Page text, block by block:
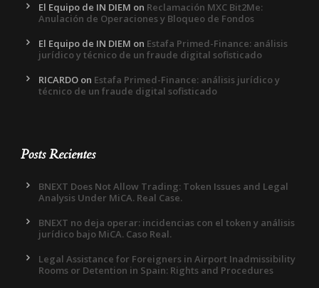
El Equipo de IN DIEM on Reclamación MXC Bit2Me:
Anulación de Operaciones y Bloqueo de Fondos
El Equipo de IN DIEM on Estafa Primed-Finance: análisis
jurídico y técnico de un fraude digital sofisticado
RICARDO on Estafa Primed-Finance: análisis jurídico y
técnico de un fraude digital sofisticado
Posts Recientes
BNEXT Does Not Allow Trading: Token Issues and Legal
Analysis Under MiCA. Real Case.
BNEXT no deja operar: incidencias con el token y análisis
jurídico bajo MiCA. Caso Real.
Legal Assistance for Foreigners in Airport Inadmissibility
Rooms or Detention in Spain: Rights and Procedures